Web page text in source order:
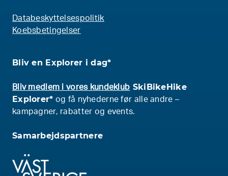
Databeskyttelsespolitik
Koebsbetingelser
Bliv en Explorer i dag*
Bliv medlem i vores kundeklub SkiBikeHike
Explorer* og få nyhederne før alle andre –
kampagner, rabatter og events.
Samarbejdspartnere